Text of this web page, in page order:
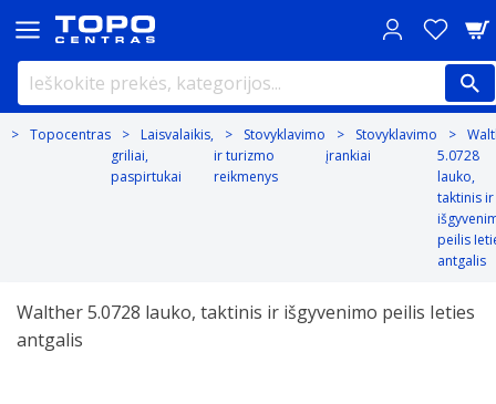
Topocentras
Laisvalaikis,
griliai,
paspirtukai
Stovyklavimo
ir turizmo
reikmenys
Stovyklavimo
įrankiai
5.0728
lauko,
taktinis ir
peilis
antgalis
Walther 5.0728 lauko, taktinis ir išgyvenimo peilis Ieties
antgalis